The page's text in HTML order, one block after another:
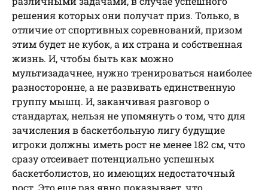
решения которых они получат приз. Только, в
отличие от спортивных соревнований, призом
этим будет не кубок, а их страна и собственная
жизнь. И, чтобы быть как можно
мультизадачнее, нужно тренироваться наиболее
разносторонне, а не развивать единственную
группу мышц. И, заканчивая разговор о
стандартах, нельзя не упомянуть о том, что для
зачисления в баскетбольную лигу будущие
игроки должны иметь рост не менее 182 см, что
сразу отсеивает потенциально успешных
баскетболистов, но имеющих недостаточный
рост. Это еще раз явно показывает, что